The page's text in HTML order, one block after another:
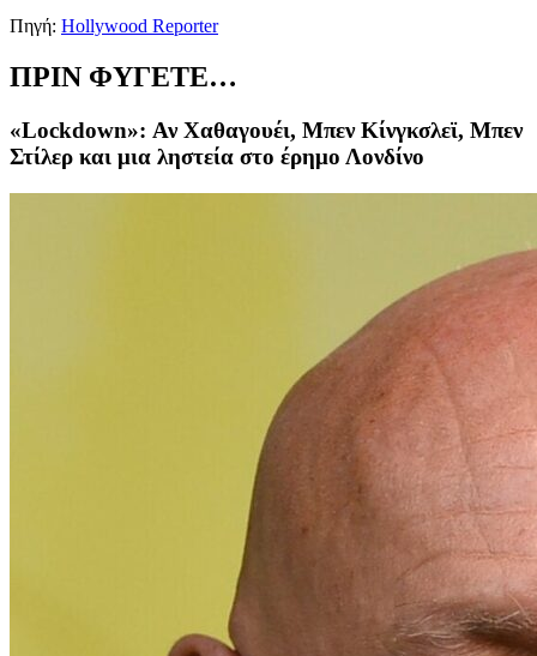
Πηγή: Hollywood Reporter
ΠΡΙΝ ΦΥΓΕΤΕ…
«Lockdown»: Αν Χαθαγουέι, Μπεν Κίνγκσλεϊ, Μπεν
Στίλερ και μια ληστεία στο έρημο Λονδίνο